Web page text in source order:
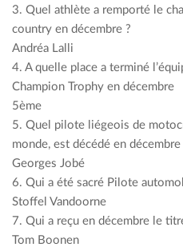
3. Quel athlète a remporté le
country en décembre ?
Andréa Lalli
4. A quelle place a terminé
Champion Trophy en décembre
5ème
5. Quel pilote liégeois de
monde, est décédé en décembre
Georges Jobé
6. Qui a été sacré Pilote
Stoffel Vandoorne
7. Qui a reçu en décembre le
Tom Boonen